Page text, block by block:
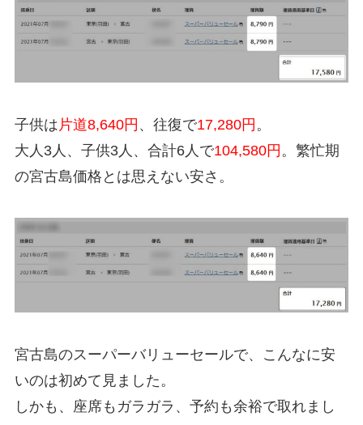
子供は 片道8,640円 、往復で17,280円 。
大人3人、子供3人、合計6人で104,580円 。繁忙期
の宮古島価格とは思えない安さ。
宮古島のスーパーバリューセールで、こんなに安
いのは初めて見ました。
しかも、座席もガラガラ、予約も余裕で取れまし